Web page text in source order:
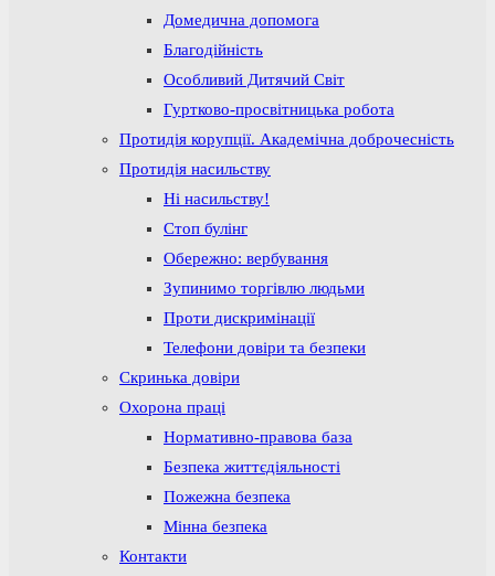
Домедична допомога
Благодійність
Особливий Дитячий Світ
Гуртково-просвітницька робота
Протидія корупції. Академічна доброчесність
Протидія насильству
Ні насильству!
Стоп булінг
Обережно: вербування
Зупинимо торгівлю людьми
Проти дискримінації
Телефони довіри та безпеки
Скринька довіри
Охорона праці
Нормативно-правова база
Безпека життєдіяльності
Пожежна безпека
Мінна безпека
Контакти